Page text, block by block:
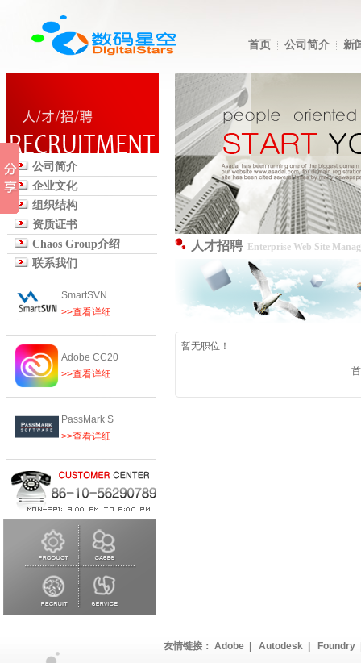
首页 公司简介 新
公司简介
企业文化
组织结构
资质证书
Chaos Group介绍
联系我们
SmartSVN
>>查看详细
Adobe CC20
>>查看详细
PassMark S
>>查看详细
人才招聘 Enterprise Web Site
暂无职位！
友情链接： Adobe Autodesk Foundry